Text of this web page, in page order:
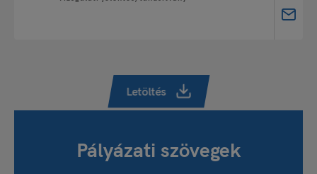
Letöltés
Pályázati szövegek